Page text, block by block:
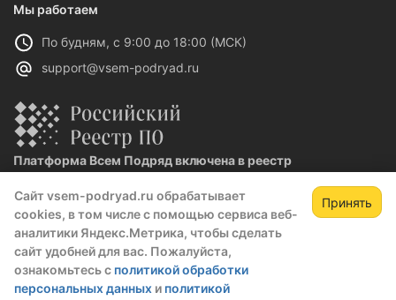
Сайт vsem-podryad.ru обрабатывает
cookies, в том числе с помощью сервиса веб-
аналитики Яндекс.Метрика, чтобы сделать
сайт удобней для вас. Пожалуйста,
ознакомьтесь с политикой обработки
персональных данных и политикой
Принять
Мы работаем
По будням, с 9:00 до 18:00 (МСК)
support@vsem-podryad.ru
Платформа Всем Подряд включена в реестр
Реестровая запись №32021 от 06.02.2026
Политика конфиденциальности